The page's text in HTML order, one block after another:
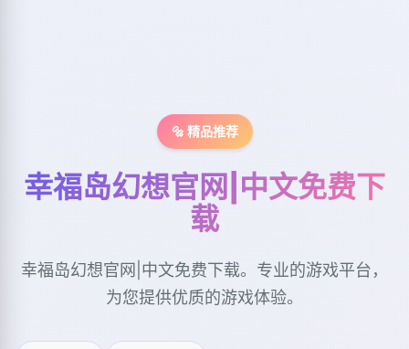
🔩 精品推荐
幸福岛幻想官网|中文免费下
载
幸福岛幻想官网|中文免费下载。专业的游戏平台，
为您提供优质的游戏体验。